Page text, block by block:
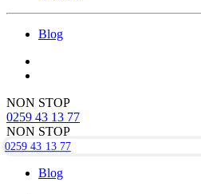
Blog
NON STOP
0259 43 13 77
NON STOP
0259 43 13 77
Blog